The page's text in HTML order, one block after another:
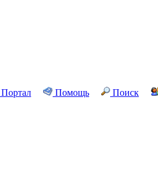
Портал Помощь Поиск